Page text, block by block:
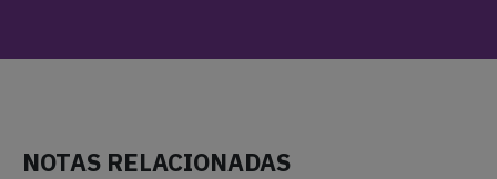
NOTAS RELACIONADAS